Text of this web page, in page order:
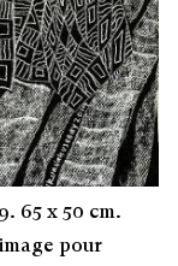
65 x 50 cm.
pour